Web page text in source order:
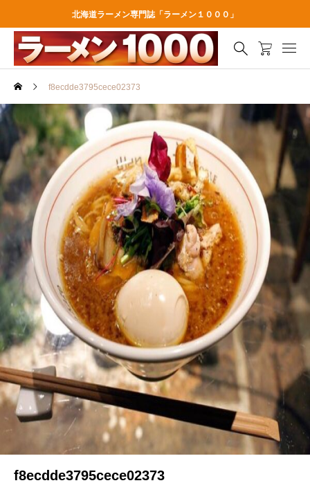
北海道ラーメン専門誌「ラーメン１０００」
f8ecdde3795cece02373
f8ecdde3795cece02373